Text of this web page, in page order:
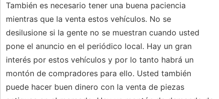
También es necesario tener una buena paciencia
mientras que la venta estos vehículos. No se
desilusione si la gente no se muestran cuando usted
pone el anuncio en el periódico local. Hay un gran
interés por estos vehículos y por lo tanto habrá un
montón de compradores para ello. Usted también
puede hacer buen dinero con la venta de piezas